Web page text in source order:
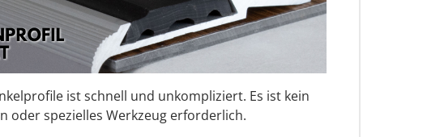
ist schnell und unkompliziert. Es ist kein
oder spezielles Werkzeug erforderlich.